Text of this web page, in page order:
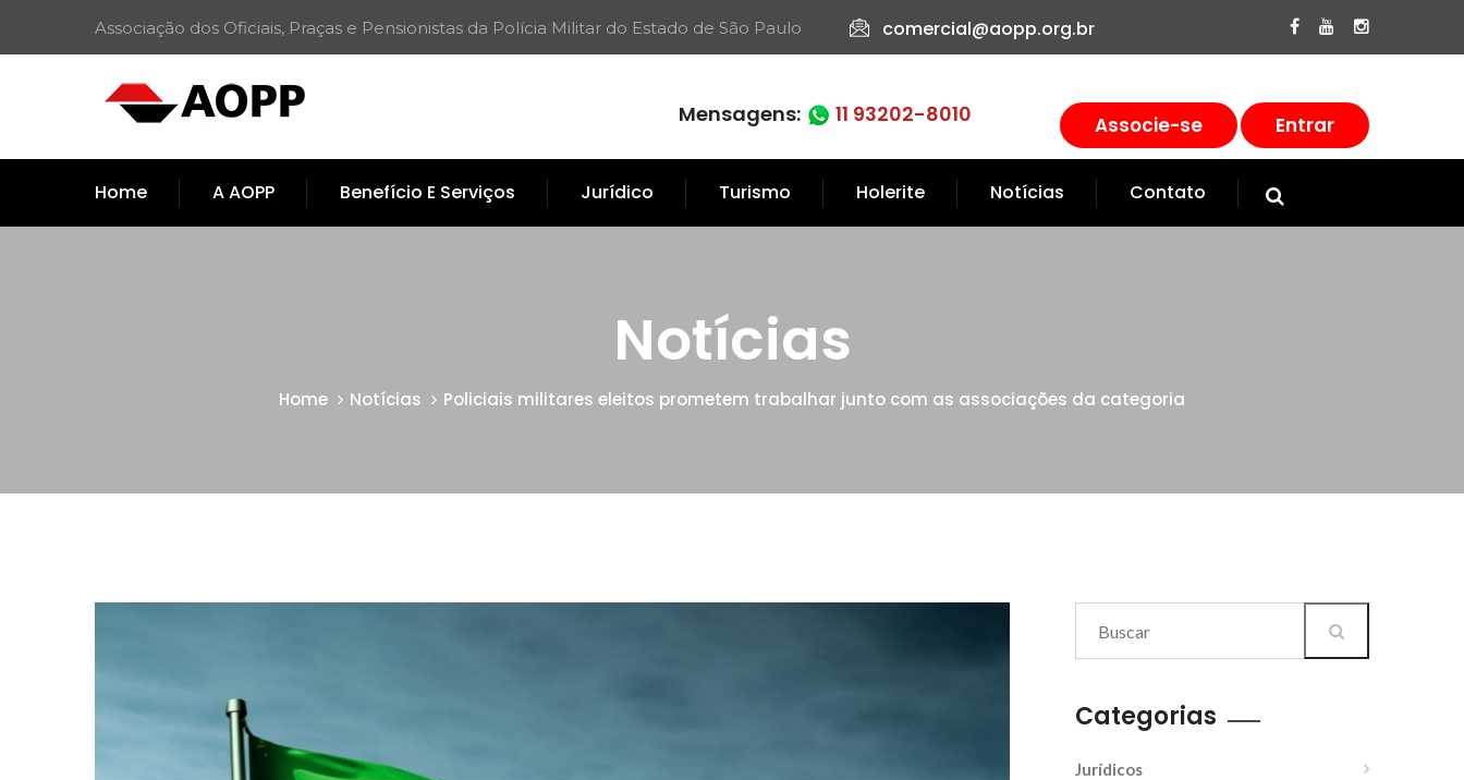
Associação dos Oficiais, Praças e Pensionistas da Polícia Militar do Estado de São Paulo​ comercial@aopp.org.br
Mensagens: 11 93202-8010 Associe-se Entrar
Home A AOPP Benefício E Serviços Jurídico Turismo Holerite Notícias Contato
Notícias
Home Notícias Policiais militares eleitos prometem trabalhar junto com as associações da categoria
Categorias
Jurídicos